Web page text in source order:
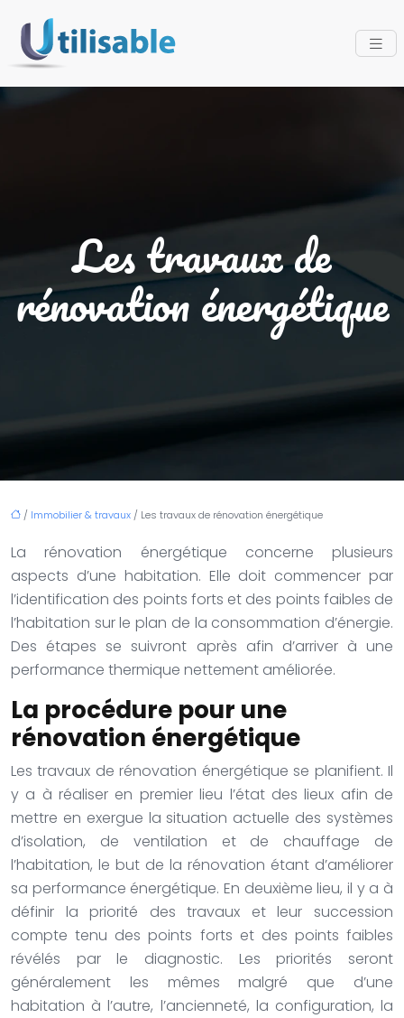
Les travaux de
rénovation énergétique
/ Immobilier & travaux / Les travaux de rénovation énergétique
La rénovation énergétique concerne plusieurs
aspects d’une habitation. Elle doit commencer par
l’identification des points forts et des points faibles de
l’habitation sur le plan de la consommation d’énergie.
Des étapes se suivront après afin d’arriver à une
performance thermique nettement améliorée.
La procédure pour une
rénovation énergétique
Les travaux de rénovation énergétique se planifient. Il
y a à réaliser en premier lieu l’état des lieux afin de
mettre en exergue la situation actuelle des systèmes
d’isolation, de ventilation et de chauffage de
l’habitation, le but de la rénovation étant d’améliorer
sa performance énergétique. En deuxième lieu, il y a à
définir la priorité des travaux et leur succession
compte tenu des points forts et des points faibles
révélés par le diagnostic. Les priorités seront
généralement les mêmes malgré que d’une
habitation à l’autre, l’ancienneté, la configuration, la